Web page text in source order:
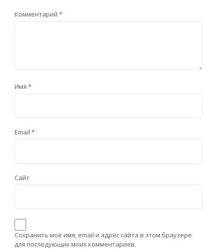
Комментарий *
Имя *
Email *
Сайт
Сохранить моё имя, email и адрес сайта в этом браузере
для последующих моих комментариев.